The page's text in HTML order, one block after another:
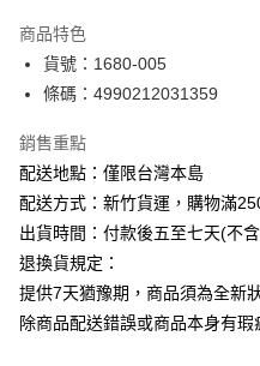
悠遊付
ATM付款
運送方式
下單前請先詢問庫存
每筆NT$130，滿NT$2,500(含
商品特色
貨號：1680-005
條碼：4990212031359
銷售重點
配送地點：僅限台灣本島
配送方式：新竹貨運，購物滿
出貨時間：付款後五至七天(不
退換貨規定：
提供7天猶豫期，商品須為全新
除商品配送錯誤或商品本身有瑕